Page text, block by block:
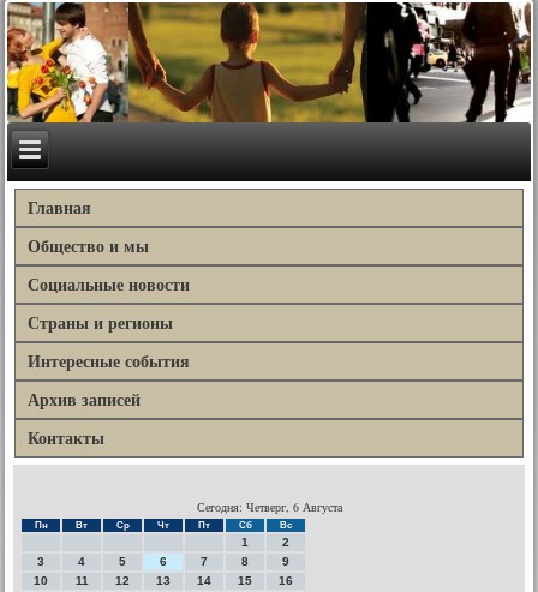
Главная
Общество и мы
Социальные новости
Страны и регионы
Интересные события
Архив записей
Контакты
Сегодня: Четверг, 6 Августа
Пн Вт Ср Чт Пт Сб Вс
1
2
3
4 5 6 7 8
9
10
11 12 13 14 15
16